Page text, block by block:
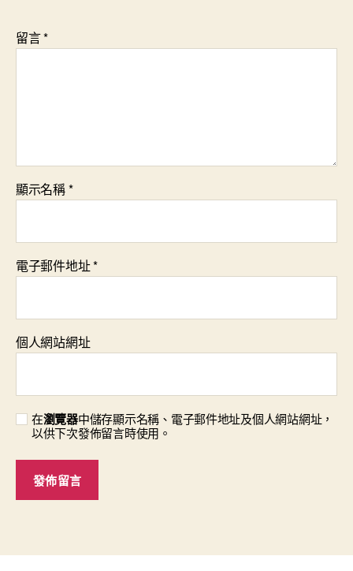
留言*
顯示名稱*
電子郵件地址*
個人網站網址
在瀏覽器中儲存顯示名稱、電子郵件地址及個人網站網址，
以供下次發佈留言時使用。